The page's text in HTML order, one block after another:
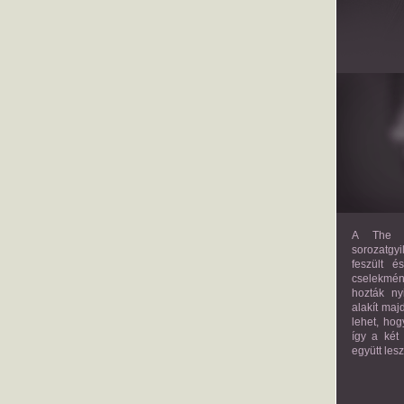
A The
feszült
hozták
alakít
lehet,
így a két
együtt